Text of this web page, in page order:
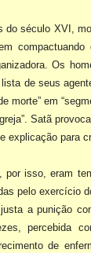
do século XVI,
Os
de seus
morte”em
Satã
explicação para
por isso, eram
pelo exercício
a punição
percebida
de